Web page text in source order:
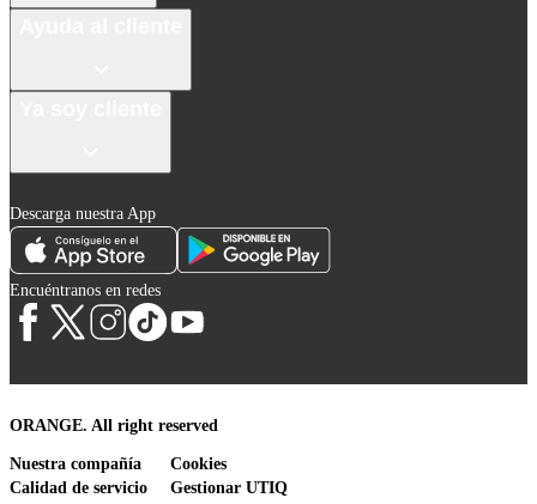
Descarga nuestra App
Encuéntranos en redes
ORANGE. All right reserved
Nuestra compañía
Calidad de servicio
Cookies
Gestionar UTIQ